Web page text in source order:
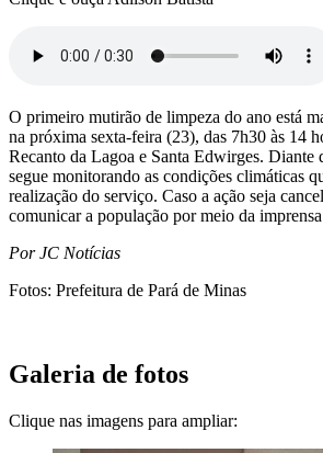
O primeiro mutirão de limpeza do ano está
na próxima sexta-feira (23), das 7h30 às 14
Recanto da Lagoa e Santa Edwirges. Diante
segue monitorando as condições climáticas
realização do serviço. Caso a ação seja
comunicar a população por meio da
Por JC Notícias
Fotos: Prefeitura de Pará de Minas
Galeria de fotos
Clique nas imagens para ampliar: